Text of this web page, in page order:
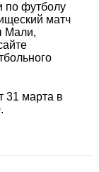
по футболу
матч
Мали,
31 марта в